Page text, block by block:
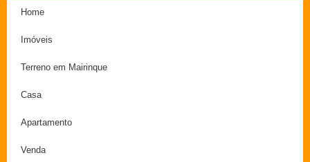
Home
Imóveis
Terreno em Mairinque
Casa
Apartamento
Venda